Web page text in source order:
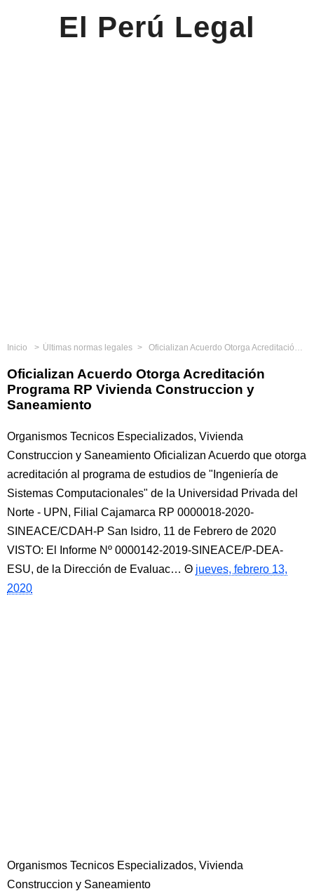
El Perú Legal
Inicio Últimas normas legales Oficializan Acuerdo Otorga Acreditación Programa RP Vivienda Construccion y Saneamiento
Oficializan Acuerdo Otorga Acreditación
Programa RP Vivienda Construccion y
Saneamiento
Organismos Tecnicos Especializados, Vivienda
Construccion y Saneamiento Oficializan Acuerdo que otorga
acreditación al programa de estudios de "Ingeniería de
Sistemas Computacionales" de la Universidad Privada del
Norte - UPN, Filial Cajamarca RP 0000018-2020-
SINEACE/CDAH-P San Isidro, 11 de Febrero de 2020
VISTO: El Informe Nº 0000142-2019-SINEACE/P-DEA-
ESU, de la Dirección de Evaluac…
jueves, febrero 13,
2020
Organismos Tecnicos Especializados, Vivienda
Construccion y Saneamiento